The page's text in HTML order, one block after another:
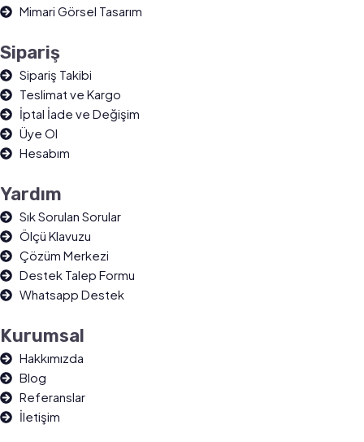
Mimari Görsel Tasarım
Sipariş
Sipariş Takibi
Teslimat ve Kargo
İptal İade ve Değişim
Üye Ol
Hesabım
Yardım
Sık Sorulan Sorular
Ölçü Klavuzu
Çözüm Merkezi
Destek Talep Formu
Whatsapp Destek
Kurumsal
Hakkımızda
Blog
Referanslar
İletişim